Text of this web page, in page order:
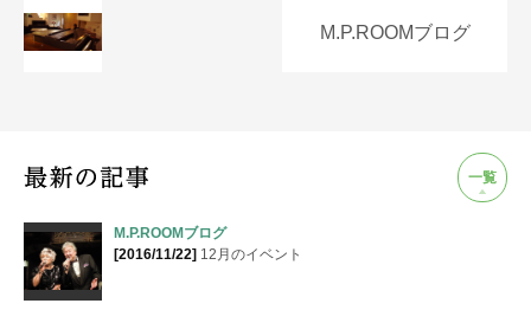
M.P.ROOMブログ
一覧
M.P.ROOMブログ
[2016/11/22] 12月のイベント